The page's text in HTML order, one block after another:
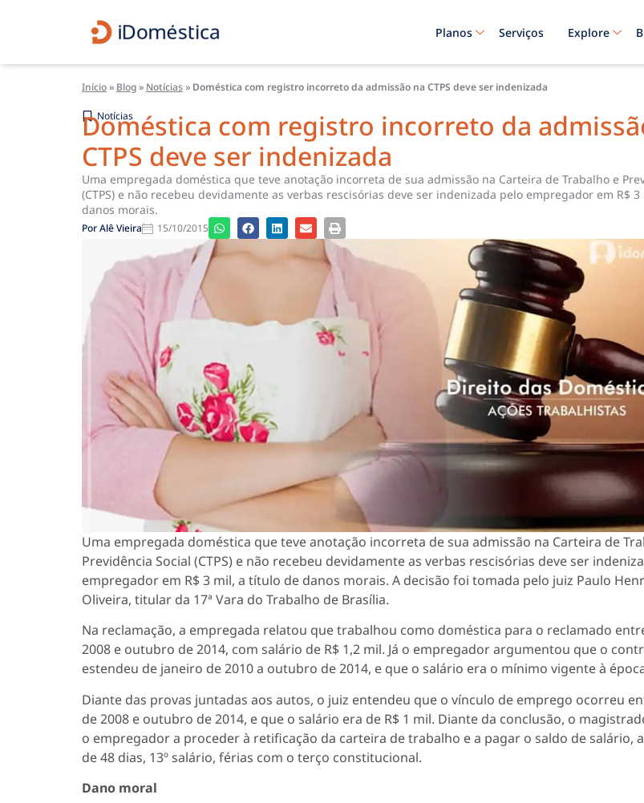
Planos Serviços Explore
Início» Blog» Notícias» Doméstica com registro incorreto da admissão na CTPS deve ser indenizada
Notícias
Doméstica com registro incorreto da
CTPS deve ser indenizada
Uma empregada doméstica que teve anotação incorreta de sua admissão na Carteira de Trabalho e
(CTPS) e não recebeu devidamente as verbas rescisórias deve ser indenizada pelo empregador em R$
danos morais.
PorAlê Vieira 15/10/2015
Uma empregada doméstica que teve anotação incorreta de sua admissão na Carteira de
Previdência Social (CTPS) e não recebeu devidamente as verbas rescisórias deve ser
empregador em R$ 3 mil, a título de danos morais. A decisão foi tomada pelo juiz Paulo
Oliveira, titular da 17ª Vara do Trabalho de Brasília.
Na reclamação, a empregada relatou que trabalhou como doméstica para o reclamado
2008 e outubro de 2014, com salário de R$ 1,2 mil. Já o empregador argumentou que o
estendeu de janeiro de 2010 a outubro de 2014, e que o salário era o mínimo vigente à
Diante das provas juntadas aos autos, o juiz entendeu que o vínculo de emprego ocorreu
de 2008 e outubro de 2014, e que o salário era de R$ 1 mil. Diante da conclusão, o
o empregador a proceder à retificação da carteira de trabalho e a pagar o saldo de salário,
de 48 dias, 13º salário, férias com o terço constitucional.
Dano moral